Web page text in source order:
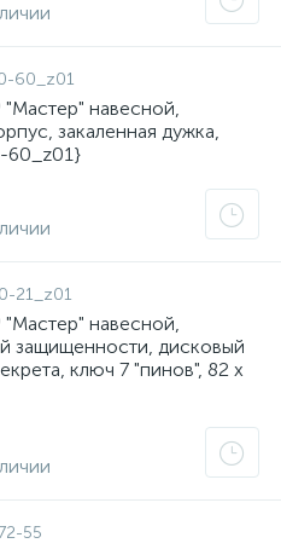
60_z01
навесной,
закаленная дужка,
60_z01}
21_z01
навесной,
защищенности, дисковый
ключ 7 "пинов", 82 x
55